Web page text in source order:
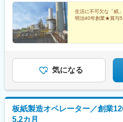
生活に不可欠な「紙
明治40年創業★賞与
気になる
板紙製造オペレーター／創業
5.2カ月